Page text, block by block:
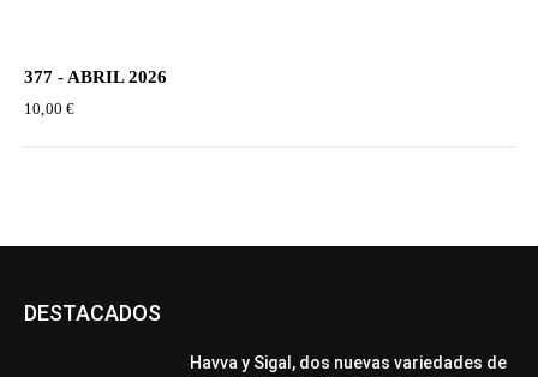
377 - ABRIL 2026
10,00€
DESTACADOS
Havva y Sigal, dos nuevas variedades de